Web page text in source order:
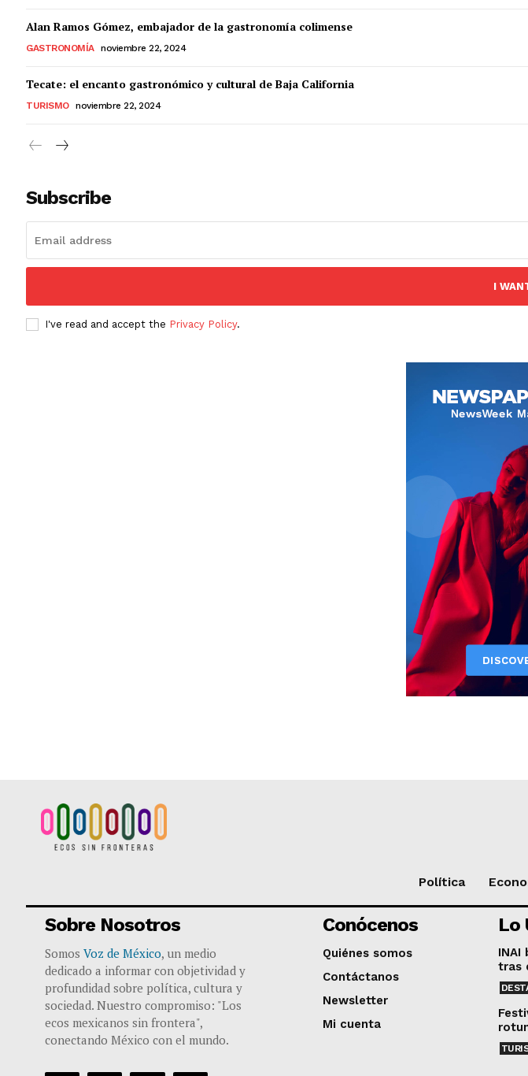
Alan Ramos Gómez, embajador de la gastronomía colimense
GASTRONOMÍA noviembre 22, 2024
Tecate: el encanto gastronómico y cultural de Baja California
TURISMO noviembre 22, 2024
Subscribe
I
I've read and accept the Privacy Policy.
Política
Sobre Nosotros
Somos Voz de México, un medio
dedicado a informar con objetividad y
profundidad sobre política, cultura y
sociedad. Nuestro compromiso: "Los
ecos mexicanos sin frontera",
conectando México con el mundo.
Conócenos
Quiénes somos
Contáctanos
Newsletter
Mi cuenta
Lo
INAI
tras